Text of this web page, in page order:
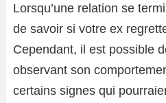
Lorsqu’une relation se
de savoir si votre ex
Cependant, il est possible
observant son
certains signes qui